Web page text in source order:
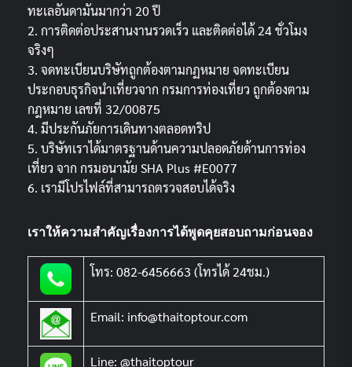
ทะเลอันดามันมากว่า 20 ปี
2. การติดต่อประสานงานรวดเร็ว และติดต่อได้ 24 ชั่วโมง
จริงๆ
3. จดทะเบียนบริษัทถูกต้องตามกฏหมาย จดทะเบียน
ประกอบธุรกิจนำเที่ยวจาก กรมการท่องเที่ยว ถูกต้องตาม
กฎหมาย เลขที่ 32/00875
4. มีประกันภัยการเดินทางตลอดทริป
5. บริษัทเราได้มาตรฐานด้านความปลอดภัยด้านการท่อง
เที่ยว จาก กรมอนามัย SHA Plus #E0077
6. เรามีโปรไฟล์ที่สามารถตรวจสอบได้จริง
เราให้ความสำคัญเรื่องการได้พูดคุยสอบถามก่อนจอง
โทร: 082-6456663 (โทรได้ 24ชม.)
Email: info@thaitoptour.com
Line: @thaitoptour